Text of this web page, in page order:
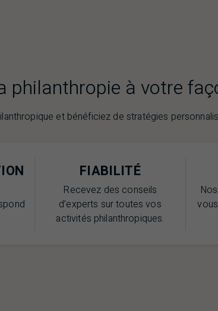
philanthropie à votre
et bénéficiez de stratégies
FIABILITÉ
Recevez des conseils
d’experts sur toutes vos
activités philanthropiques.